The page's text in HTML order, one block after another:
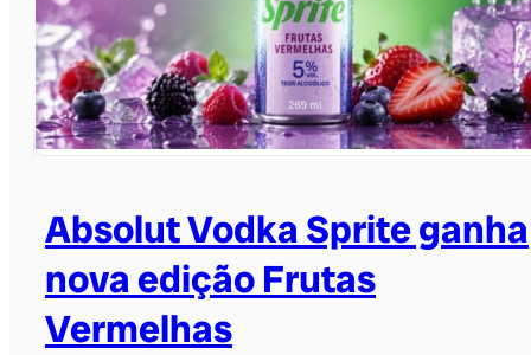
Absolut Vodka Sprite ganha
nova edição Frutas
Vermelhas